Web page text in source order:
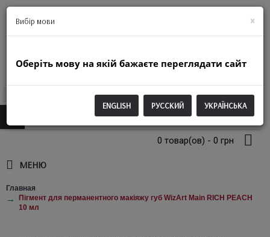
0 товар(ов) - 0 грн
МЕНЮ
Главная
Пігмент для перманентного макіяжу губ WizArt Main RICH PEACH
10 мл
Вибір мови ×
Оберіть мову на якій бажаєте переглядати сайт
ENGLISH РУССКИЙ УКРАЇНСЬКА